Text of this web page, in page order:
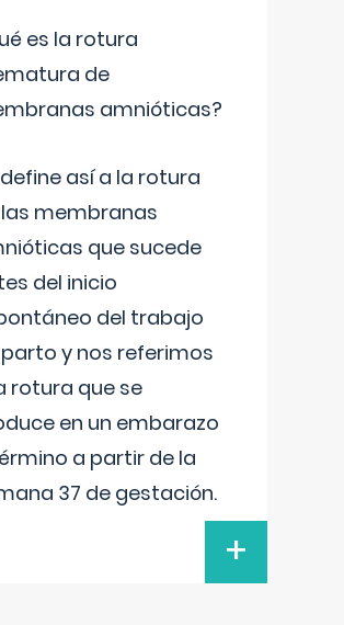
es la rotura
de
amnióticas?
así a la rotura
membranas
que sucede
del inicio
del trabajo
y nos referimos
rotura que se
en un embarazo
a partir de la
37 de gestación.
+